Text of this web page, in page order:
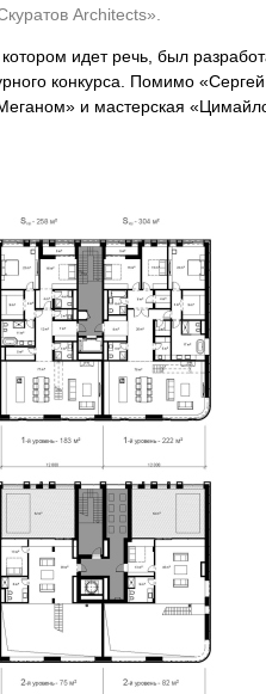
Architects».
котором идет речь, был
конкурса. Помимо
и мастерская